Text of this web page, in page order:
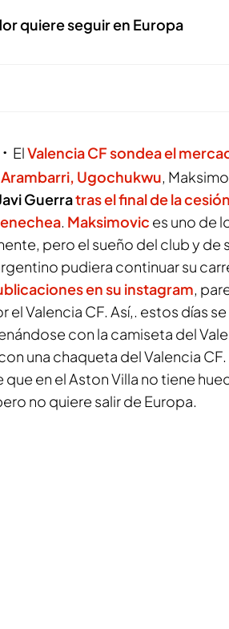
quiere seguir en Europa
ElValencia CFsondea el
Ugochukwu,
Guerratras el final de la
. Maksimovic es uno de
pero el sueño del club y de
pudiera continuar su
en su instagram,
el Valencia CF. Así,. estos días
con la camiseta del
una chaqueta del Valencia
que en el Aston Villa no tiene
no quiere salir de Europa.